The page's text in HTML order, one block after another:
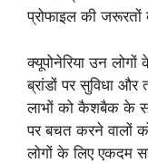
प्रोफाइल की जरूरतों
क्यूपोनेरिया उन
ब्रांडों पर सुविधा
लाभों को कैशबैक के
पर बचत करने वालों
लोगों के लिए एकदम